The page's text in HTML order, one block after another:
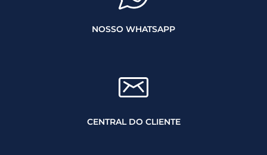
NOSSO WHATSAPP
CENTRAL DO CLIENTE